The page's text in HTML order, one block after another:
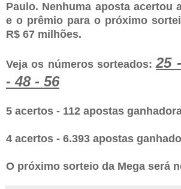
Paulo. Nenhuma aposta acertou
e o prêmio para o próximo
R$ 67 milhões.
Veja os números sorteados:25
- 48 - 56
5 acertos - 112 apostas
4 acertos - 6.393 apostas
O próximo sorteio da Mega será